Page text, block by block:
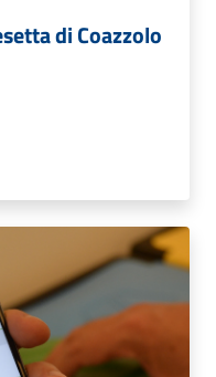
di Coazzolo